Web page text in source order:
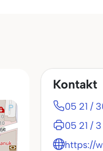
Kontakt
05 21 /
05 21 /
https://